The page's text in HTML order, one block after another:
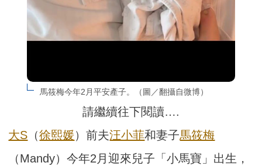
馬筱梅今年2月平安產子。（圖／翻攝自微博）
請繼續往下閱讀….
大S （徐熙媛）前夫汪小菲和妻子馬筱梅
（Mandy）今年2月迎來兒子「小馬寶」出生，